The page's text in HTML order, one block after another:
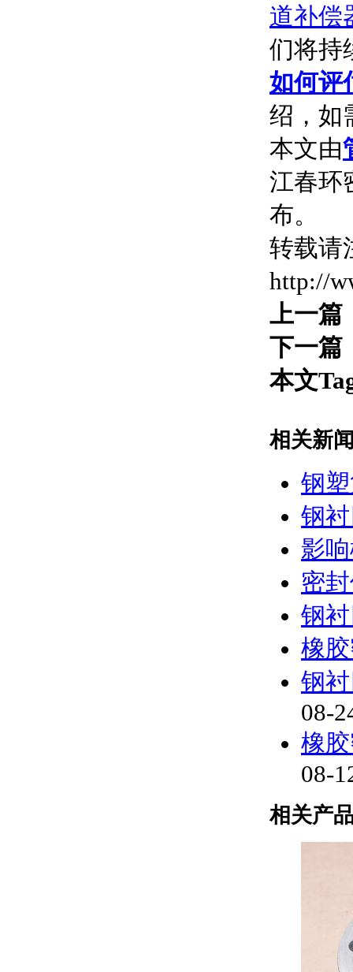
道补偿
们将持
如何评
绍，如
本文由
江春环
布。
转载请
http://
上一篇
下一篇
本文
相关新
钢
钢
影
密
钢
橡
钢
08-
橡
08-
相关产